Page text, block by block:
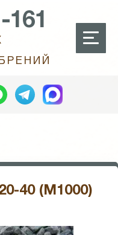
40 (М1000)